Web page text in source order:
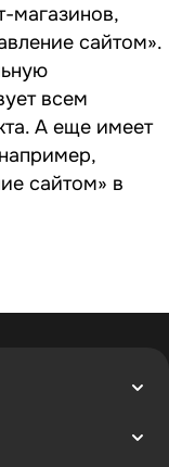
магазинов,
сайтом».
всем
А еще имеет
сайтом» в